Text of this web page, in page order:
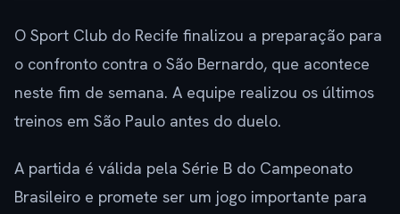
O Sport Club do Recife finalizou a preparação para
o confronto contra o São Bernardo, que acontece
neste fim de semana. A equipe realizou os últimos
treinos em São Paulo antes do duelo.
A partida é válida pela Série B do Campeonato
Brasileiro e promete ser um jogo importante para